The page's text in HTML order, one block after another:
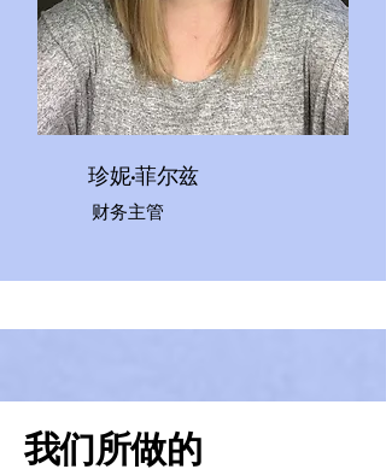
珍妮·菲尔兹
财务主管
我们所做的